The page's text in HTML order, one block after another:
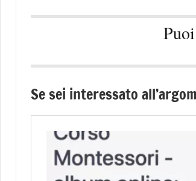
Se sei interessato